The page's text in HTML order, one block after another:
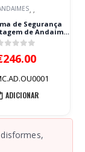
Solo Tower Mini
ST560M 5.60m
200kg/m²
ADICIONAR